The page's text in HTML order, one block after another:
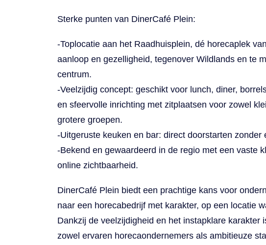
Sterke punten van DinerCafé Plein:
-Toplocatie aan het Raadhuisplein, dé horecaplek
aanloop en gezelligheid, tegenover Wildlands en te
centrum.
-Veelzijdig concept: geschikt voor lunch, diner,
en sfeervolle inrichting met zitplaatsen voor zowel
grotere groepen.
-Uitgeruste keuken en bar: direct doorstarten zonder
-Bekend en gewaardeerd in de regio met een vaste
online zichtbaarheid.
DinerCafé Plein biedt een prachtige kans voor
naar een horecabedrijf met karakter, op een locatie
Dankzij de veelzijdigheid en het instapklare karakter
zowel ervaren horecaondernemers als ambitieuze